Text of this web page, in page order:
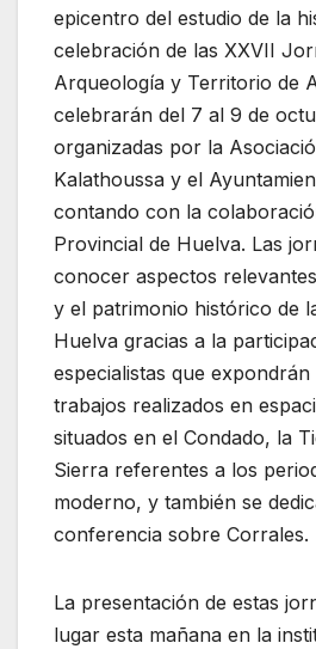
epicentro del estudio de la
celebración de las XXVII
Arqueología y Territorio de
celebrarán del 7 al 9 de
organizadas por la
Kalathoussa y el
contando con la
Provincial de Huelva. Las
conocer aspectos
y el patrimonio histórico de
Huelva gracias a la
especialistas que
trabajos realizados en
situados en el Condado, la
Sierra referentes a los
moderno, y también se
conferencia sobre Corrales.
La presentación de estas
lugar esta mañana en la